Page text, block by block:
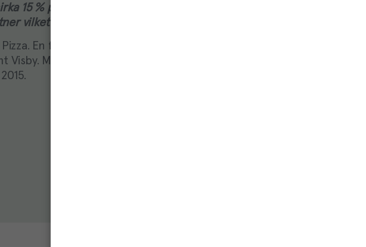
15 % på årsbasis. Vi nyttjar även
vilket sparar oss cirka 115 000 kr/år.
En familjeägd pizzeriakedja med totalt
Visby. Menigokund sedan 2013 och har